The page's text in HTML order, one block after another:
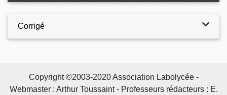
Corrigé
Copyright ©2003-2020 Association Labolycée -
Webmaster : Arthur Toussaint - Professeurs rédacteurs : E.